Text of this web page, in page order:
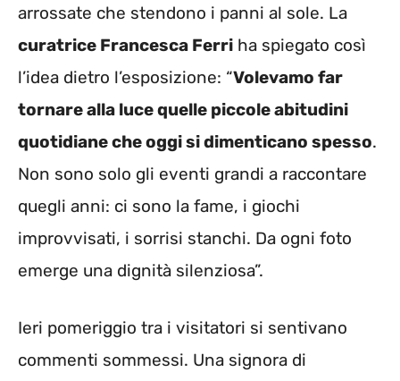
arrossate che stendono i panni al sole. La
curatrice Francesca Ferri ha spiegato così
l’idea dietro l’esposizione: “Volevamo far
tornare alla luce quelle piccole abitudini
quotidiane che oggi si dimenticano spesso.
Non sono solo gli eventi grandi a raccontare
quegli anni: ci sono la fame, i giochi
improvvisati, i sorrisi stanchi. Da ogni foto
emerge una dignità silenziosa”.
Ieri pomeriggio tra i visitatori si sentivano
commenti sommessi. Una signora di